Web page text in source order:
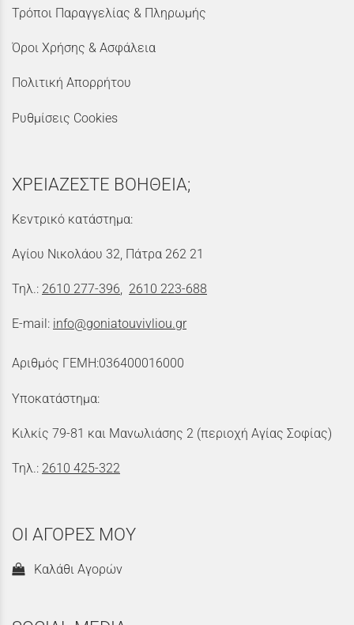
Τρόποι Παραγγελίας & Πληρωμής
Όροι Χρήσης & Ασφάλεια
Πολιτική Απορρήτου
Ρυθμίσεις Cookies
ΧΡΕΙΑΖΕΣΤΕ ΒΟΗΘΕΙΑ;
Κεντρικό κατάστημα:
Αγίου Νικολάου 32, Πάτρα 262 21
Τηλ.: 2610 277-396, 2610 223-688
E-mail: info@goniatouvivliou.gr
Αριθμός ΓΕΜΗ:036400016000
Υποκατάστημα:
Κιλκίς 79-81 και Μανωλιάσης 2 (περιοχή Αγίας Σοφίας)
Τηλ.: 2610 425-322
ΟΙ ΑΓΟΡΕΣ ΜΟΥ
Καλάθι Αγορών